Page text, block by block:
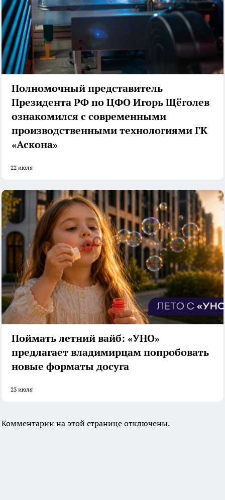
Полномочный представитель
Президента РФ по ЦФО Игорь Щёголев
ознакомился с современными
производственными технологиями ГК
«Аскона»
22 июля
Поймать летний вайб: «УНО»
предлагает владимирцам попробовать
новые форматы досуга
23 июля
Комментарии на этой странице отключены.